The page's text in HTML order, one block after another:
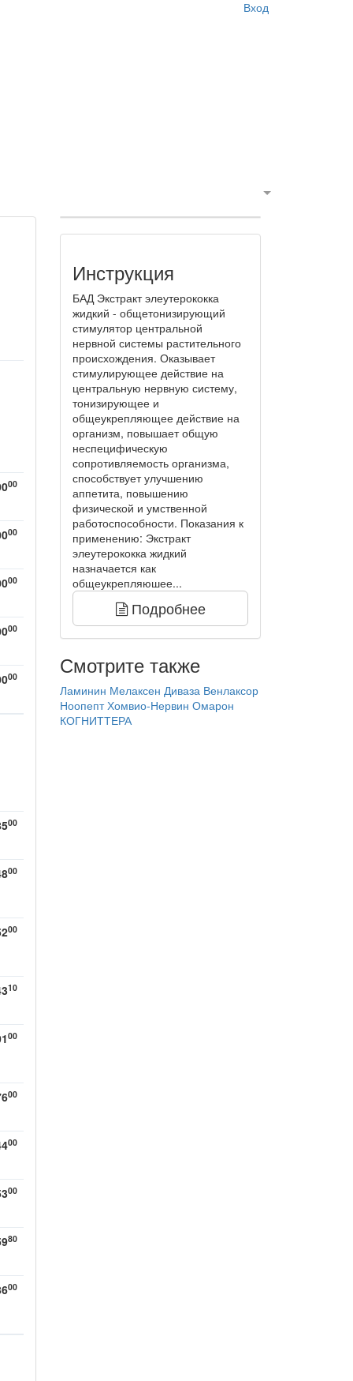
Вход
00
00
00
00
00
00
00
00
10
00
00
00
00
80
00
Инструкция
БАД Экстракт элеутерококка
жидкий - общетонизирующий
стимулятор центральной
нервной системы растительного
происхождения. Оказывает
стимулирующее действие на
центральную нервную систему,
тонизирующее и
общеукрепляющее действие на
организм, повышает общую
неспецифическую
сопротивляемость организма,
способствует улучшению
аппетита, повышению
физической и умственной
работоспособности. Показания к
применению: Экстракт
элеутерококка жидкий
назначается как
общеукрепляюшее...
Подробнее
Смотрите также
Ламинин Мелаксен Диваза Венлаксор
Ноопепт Хомвио-Нервин Омарон
КОГНИТТЕРА